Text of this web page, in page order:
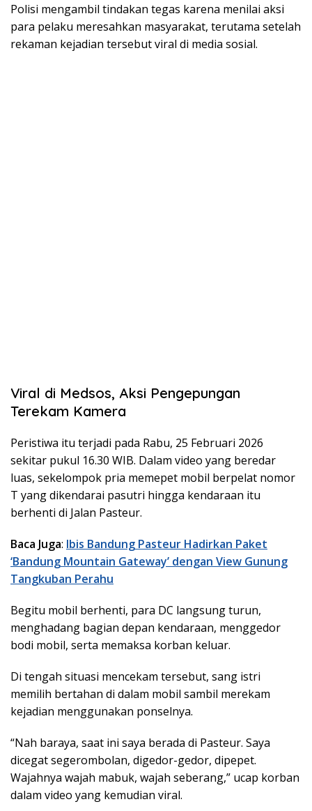
Polisi mengambil tindakan tegas karena menilai aksi
para pelaku meresahkan masyarakat, terutama setelah
rekaman kejadian tersebut viral di media sosial.
Viral di Medsos, Aksi Pengepungan
Terekam Kamera
Peristiwa itu terjadi pada Rabu, 25 Februari 2026
sekitar pukul 16.30 WIB. Dalam video yang beredar
luas, sekelompok pria memepet mobil berpelat nomor
T yang dikendarai pasutri hingga kendaraan itu
berhenti di Jalan Pasteur.
Baca Juga: Ibis Bandung Pasteur Hadirkan Paket
‘Bandung Mountain Gateway’ dengan View Gunung
Tangkuban Perahu
Begitu mobil berhenti, para DC langsung turun,
menghadang bagian depan kendaraan, menggedor
bodi mobil, serta memaksa korban keluar.
Di tengah situasi mencekam tersebut, sang istri
memilih bertahan di dalam mobil sambil merekam
kejadian menggunakan ponselnya.
“Nah baraya, saat ini saya berada di Pasteur. Saya
dicegat segerombolan, digedor-gedor, dipepet.
Wajahnya wajah mabuk, wajah seberang,” ucap korban
dalam video yang kemudian viral.